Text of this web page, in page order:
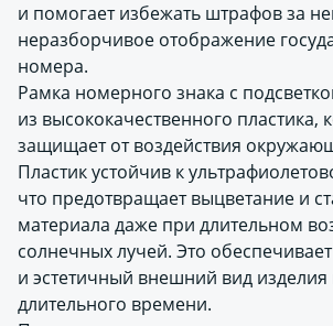
и помогает избежать штрафов за
неразборчивое отображение
номера.
Рамка номерного знака с
из высококачественного пластика,
защищает от воздействия
Пластик устойчив к
что предотвращает выцветание и
материала даже при длительном
солнечных лучей. Это
и эстетичный внешний вид изделия
длительного времени.